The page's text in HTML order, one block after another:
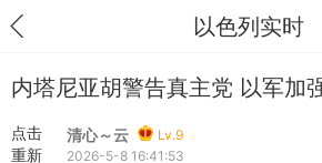
以色列实时
内塔尼亚胡警告真主党 以军加
点击
重新
清心～云
Lv.9
2026-5-8 16:41:53